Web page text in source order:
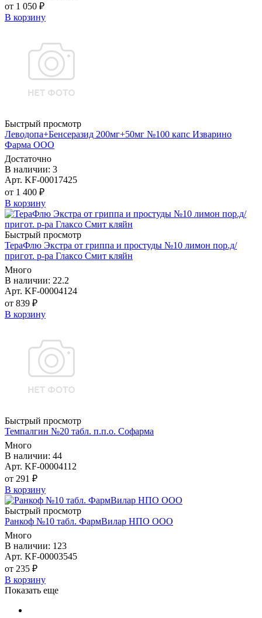
от 1 050 ₽
В корзину
Быстрый просмотр
Леводопа+Бенсеразид 200мг+50мг №100 капс Изварино
Фарма ООО
Достаточно
В наличии: 3
Арт. KF-00017425
от 1 400 ₽
В корзину
Быстрый просмотр
ТераФлю Экстра от гриппа и простуды №10 лимон пор.д/
пригот. р-ра Глаксо Смит кляйн
Много
В наличии: 22.2
Арт. KF-00004124
от 839 ₽
В корзину
Быстрый просмотр
Темпалгин №20 табл. п.п.о. Софарма
Много
В наличии: 44
Арт. KF-00004112
от 291 ₽
В корзину
Быстрый просмотр
Ранкоф №10 табл. ФармВилар НПО ООО
Много
В наличии: 123
Арт. KF-00003545
от 235 ₽
В корзину
Показать еще